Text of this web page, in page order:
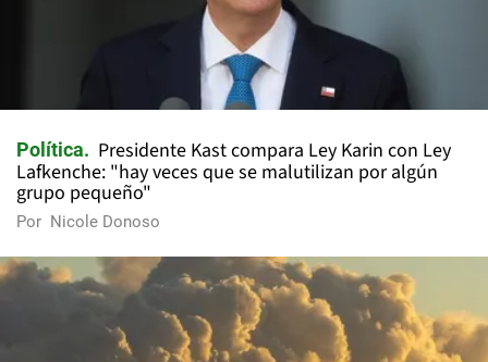
Política
Presidente Kast compara Ley Karin con Ley
Lafkenche: "hay veces que se malutilizan por algún
grupo pequeño"
Por Nicole Donoso